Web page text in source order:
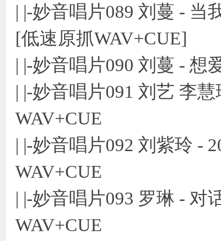
| |-妙音唱片089 刘蔓 - 当
[低速原抓WAV+CUE]
| |-妙音唱片090 刘蔓 - 想
| |-妙音唱片091 刘艺 李
WAV+CUE
| |-妙音唱片092 刘紫玲 -
WAV+CUE
| |-妙音唱片093 罗琳 - 对
WAV+CUE